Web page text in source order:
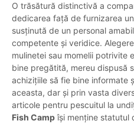
O trăsătură distinctivă a
dedicarea față de furnizarea
susținută de un personal
competente și veridice.
mulinetei sau momelii potrivite
bine pregătită, mereu dispusă
achizițiile să fie bine informate
aceasta, dar și prin vasta
articole pentru pescuitul la
Fish Campîși menține statutul